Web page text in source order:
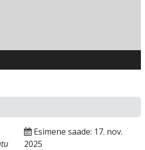
Esimene saade: 17. nov.
2025